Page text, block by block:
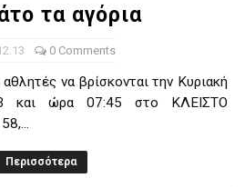
τα αγόρια
0 Comments
να βρίσκονται την Κυριακή
και ώρα 07:45 στο ΚΛΕΙΣΤΟ
Περισσότερα